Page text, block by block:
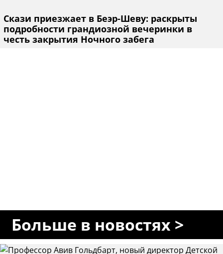
Скази приезжает в Беэр-Шеву: раскрыты
подробности грандиозной вечеринки в
честь закрытия Ночного забега
Больше в новостях >